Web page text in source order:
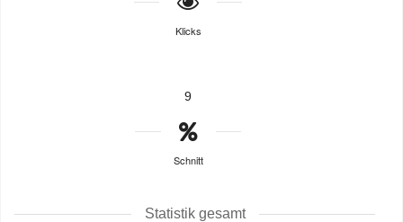
Klicks
9
Schnitt
Statistik gesamt